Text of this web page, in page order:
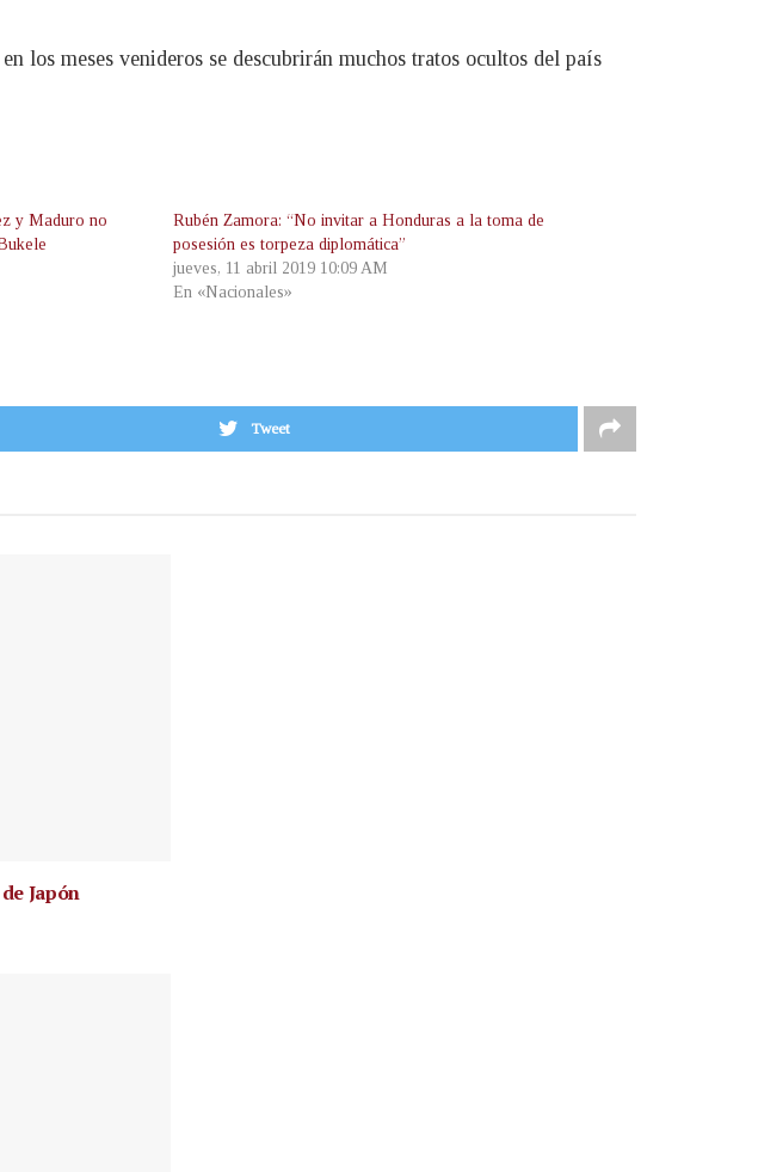
los meses venideros se descubrirán muchos tratos ocultos del país
y Maduro no
Rubén Zamora: “No invitar a Honduras a la toma de
posesión es torpeza diplomática”
jueves, 11 abril 2019 10:09 AM
En «Nacionales»
Tweet
Japón